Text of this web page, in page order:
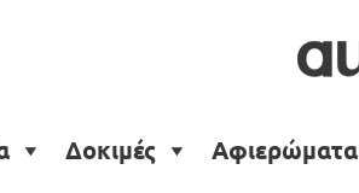
Δοκιμές Αφιερώματα